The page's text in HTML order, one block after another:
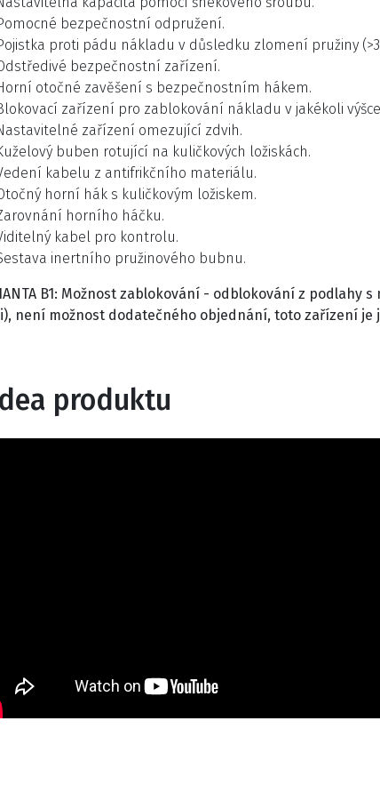
bezpečnostní odpružení.
proti pádu nákladu v důsledku zlomení pružiny
bezpečnostní zařízení.
otočné zavěšení s bezpečnostním hákem.
zařízení pro zablokování nákladu v jakékoli
zařízení omezující zdvih.
buben rotující na kuličkových ložiskách.
kabelu z antifrikčního materiálu.
horní hák s kuličkovým ložiskem.
horního háčku.
kabel pro kontrolu.
inertního pružinového bubnu.
B1: Možnost zablokování - odblokování z podlahy
není možnost dodatečného objednání, toto zařízení je
produktu